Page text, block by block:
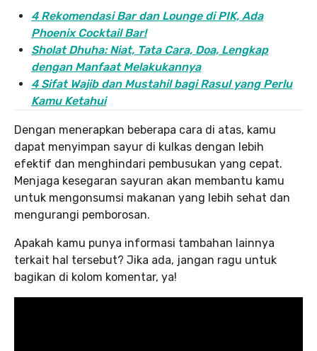
4 Rekomendasi Bar dan Lounge di PIK, Ada
Phoenix Cocktail Bar!
Sholat Dhuha: Niat, Tata Cara, Doa, Lengkap
dengan Manfaat Melakukannya
4 Sifat Wajib dan Mustahil bagi Rasul yang Perlu
Kamu Ketahui
Dengan menerapkan beberapa cara di atas, kamu
dapat menyimpan sayur di kulkas dengan lebih
efektif dan menghindari pembusukan yang cepat.
Menjaga kesegaran sayuran akan membantu kamu
untuk mengonsumsi makanan yang lebih sehat dan
mengurangi pemborosan.
Apakah kamu punya informasi tambahan lainnya
terkait hal tersebut? Jika ada, jangan ragu untuk
bagikan di kolom komentar, ya!